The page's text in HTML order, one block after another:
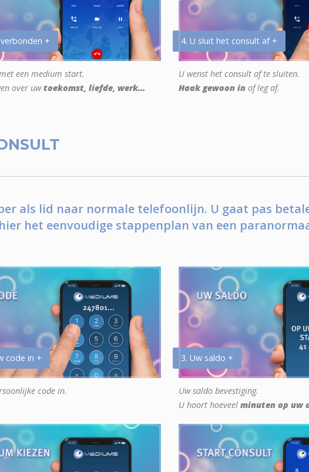
+
een medium start.
over uwtoekomst, liefde, werk...
4. U sluit het consult af +
U wenst het consult af te sluiten.
Haak gewoon in of leg af.
als lid naar normale telefoonlijn. U gaat pas
het eenvoudige stappenplan van een
code in +
code in.
3. Uw saldo +
Uw saldo bevestiging.
U hoort hoeveel minuten op uw